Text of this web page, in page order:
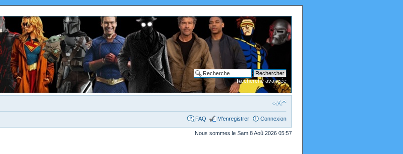
Recherche avancée
FAQ M’enregistrer Connexion
Nous sommes le Sam 8 Aoû 2026 05:57